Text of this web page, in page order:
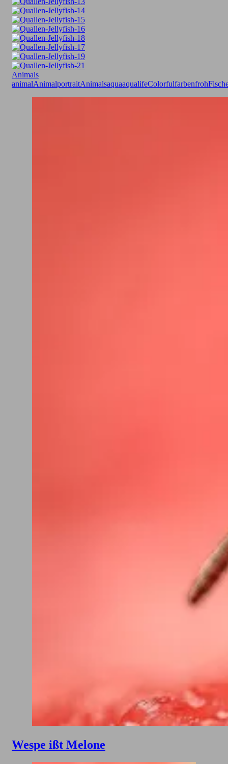
Animals
animalAnimalportraitAnimalsaquaaqualifeColorfulfarbenfroh
Wespe ißt Melone